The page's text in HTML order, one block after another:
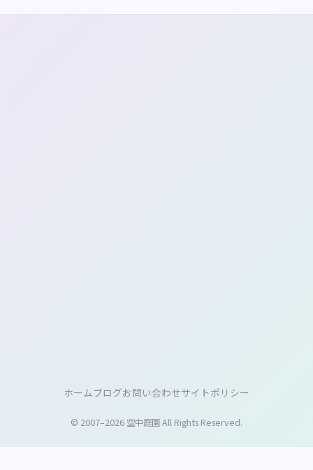
ホームブログお問い合わせサイトポリシー
© 2007–2026 空中庭園 All Rights Reserved.